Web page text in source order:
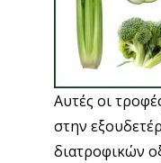
Αυτές οι
στην
διατροφικών